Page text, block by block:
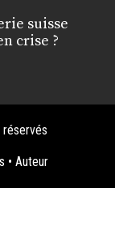
suisse
crise ?
• Auteur